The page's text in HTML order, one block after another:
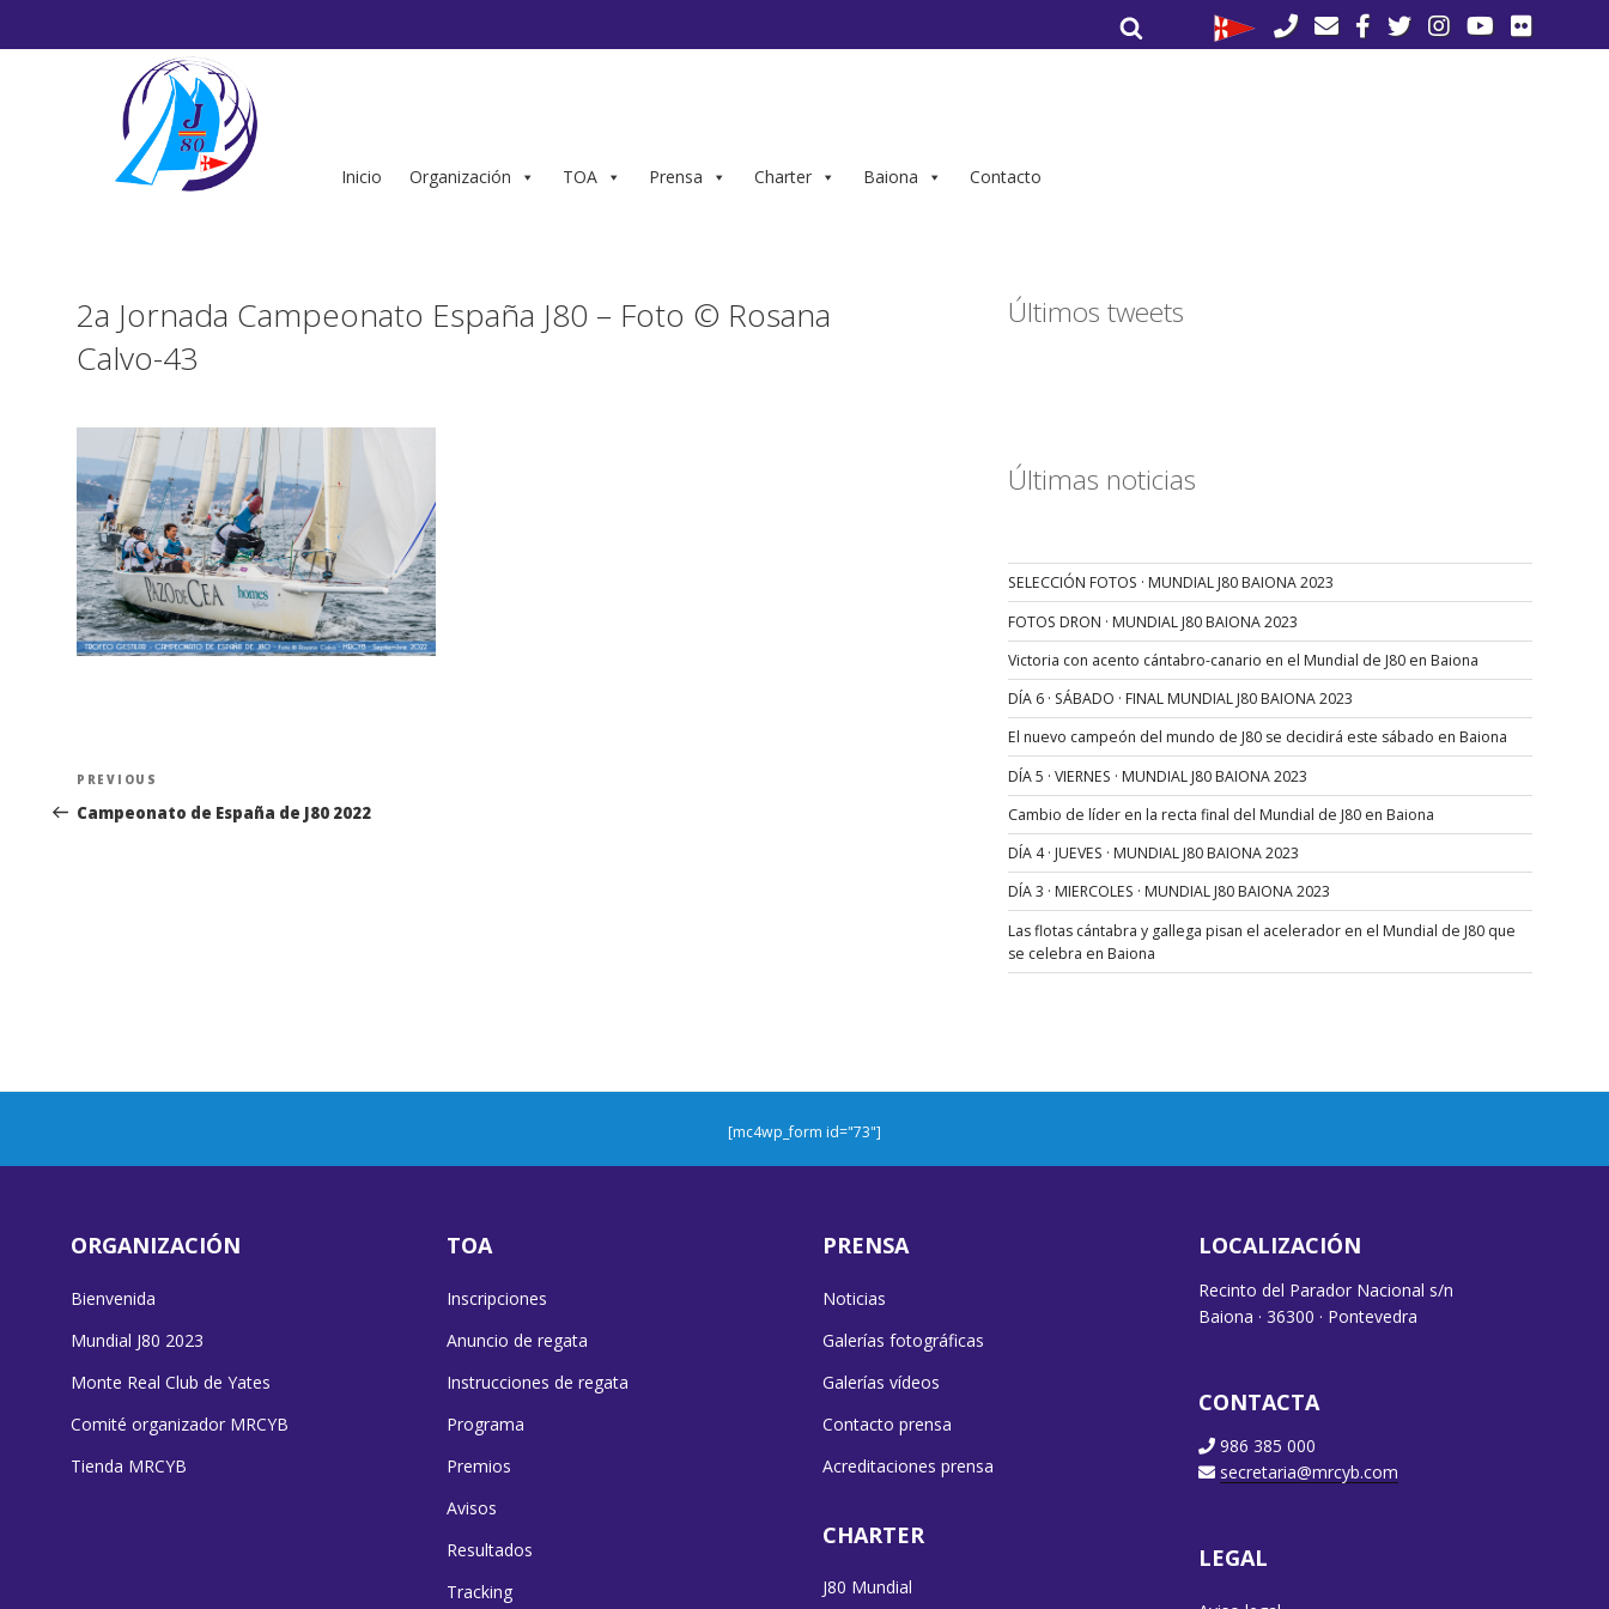
por:
Inicio Organización TOA Prensa Charter Baiona Contacto
2a Jornada Campeonato España J80 – Foto © Rosana
Calvo-43
Navegación
de
Previous
Post
PREVIOUS
Campeonato de España de J80 2022
Últimos tweets
Últimas noticias
SELECCIÓN FOTOS · MUNDIAL J80 BAIONA 2023
FOTOS DRON · MUNDIAL J80 BAIONA 2023
Victoria con acento cántabro-canario en el Mundial de J80 en Baiona
DÍA 6 · SÁBADO · FINAL MUNDIAL J80 BAIONA 2023
El nuevo campeón del mundo de J80 se decidirá este sábado en Baiona
DÍA 5 · VIERNES · MUNDIAL J80 BAIONA 2023
Cambio de líder en la recta final del Mundial de J80 en Baiona
DÍA 4 · JUEVES · MUNDIAL J80 BAIONA 2023
DÍA 3 · MIERCOLES · MUNDIAL J80 BAIONA 2023
Las flotas cántabra y gallega pisan el acelerador en el Mundial de J80 que
se celebra en Baiona
[mc4wp_form id="73"]
ORGANIZACIÓN
Bienvenida
Mundial J80 2023
Monte Real Club de Yates
Comité organizador MRCYB
Tienda MRCYB
TOA
Inscripciones
Anuncio de regata
Instrucciones de regata
Programa
Premios
Avisos
Resultados
Tracking
PRENSA
Noticias
Galerías fotográficas
Galerías vídeos
Contacto prensa
Acreditaciones prensa
CHARTER
J80 Mundial
LOCALIZACIÓN
Recinto del Parador Nacional s/n
Baiona · 36300 · Pontevedra
CONTACTA
986 385 000
secretaria@mrcyb.com
LEGAL